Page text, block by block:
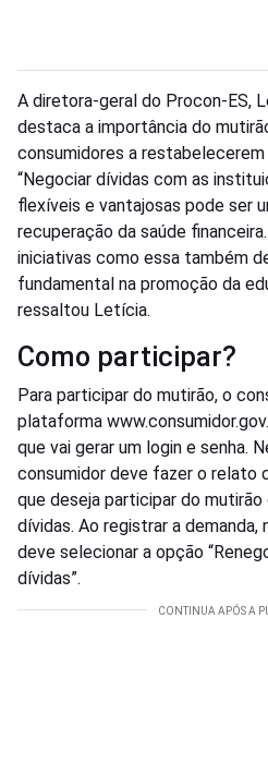
A diretora-geral do Procon-ES,
destaca a importância do
consumidores a
“Negociar dívidas com as
flexíveis e vantajosas pode ser
recuperação da saúde
iniciativas como essa também
fundamental na promoção da
ressaltou Letícia.
Como participar?
Para participar do mutirão, o
plataforma
que vai gerar um login e senha.
consumidor deve fazer o relato
que deseja participar do
dívidas. Ao registrar a demanda,
deve selecionar a opção
dívidas”.